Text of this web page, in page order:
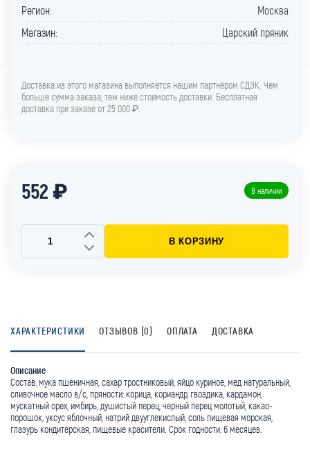
Регион:
Москва
Магазин:
Царский пряник
Доставка из этого магазина выполняется нашим партнёром СДЭК. Чем
больше сумма заказа, тем ниже стоимость доставки. Бесплатная
доставка при заказе от 25 000 ₽.
552 ₽ В наличии
В КОРЗИНУ
ХАРАКТЕРИСТИКИ ОТЗЫВОВ (0) ОПЛАТА ДОСТАВКА
Описание
Состав: мука пшеничная, сахар тростниковый, яйцо куриное, мед натуральный,
сливочное масло в/с, пряности: корица, кориандр, гвоздика, кардамон,
мускатный орех, имбирь, душистый перец, черный перец молотый, какао-
порошок, уксус яблочный, натрий двууглекислый, соль пищевая морская,
глазурь кондитерская, пищевые красители. Срок годности: 6 месяцев.